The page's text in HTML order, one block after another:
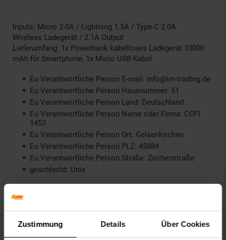
Zustimmung Details Über Cookies
Inputs: Micro 2.0A / Lightning 1.5A / Type-C 2.0A
Wireless Ladegerät / 2.1A Output
Lieferumfang: 1x Powerbank kabelloses Ladegerät 10000
mAh für Smartphone, 1x Micro USB Kabel
Eu Verantwortliche Person E-mail: info@im-trading.de
Eu Verantwortliche Person Hausnummer: 51
Eu Verantwortliche Person Land: Deutschland
Eu Verantwortliche Person Name oder Firma: COFI
1453
Eu Verantwortliche Person Ort: Gelsenkirchen
Eu Verantwortliche Person PLZ: 45884
Eu Verantwortliche Person Straße: Zechenstraße
geschlecht: Unix
Farbe: Schwarz
Größe: OneSize